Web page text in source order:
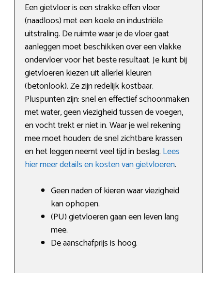
Een gietvloer is een strakke effen vloer
(naadloos) met een koele en industriële
uitstraling. De ruimte waar je de vloer gaat
aanleggen moet beschikken over een vlakke
ondervloer voor het beste resultaat. Je kunt bij
gietvloeren kiezen uit allerlei kleuren
(betonlook). Ze zijn redelijk kostbaar.
Pluspunten zijn: snel en effectief schoonmaken
met water, geen viezigheid tussen de voegen,
en vocht trekt er niet in. Waar je wel rekening
mee moet houden: de snel zichtbare krassen
en het leggen neemt veel tijd in beslag. Lees
hier meer details en kosten van gietvloeren.
Geen naden of kieren waar viezigheid
kan ophopen.
(PU) gietvloeren gaan een leven lang
mee.
De aanschafprijs is hoog.